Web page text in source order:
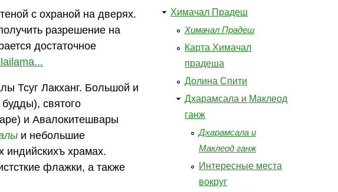
с охраной на дверях.
разрешение на
достаточное
Тсуг Лакханг. Большой и
святого
и Авалокитешвары
и небольшие
индийскихъ храмах.
флажки, а также
Химачал Прадеш
Химачал Прадеш
Карта Химачал
прадеша
Долина Спити
Дхарамсала и Маклеод
ганж
Дхарамсала и
Маклеод ганж
Интересные места
вокруг